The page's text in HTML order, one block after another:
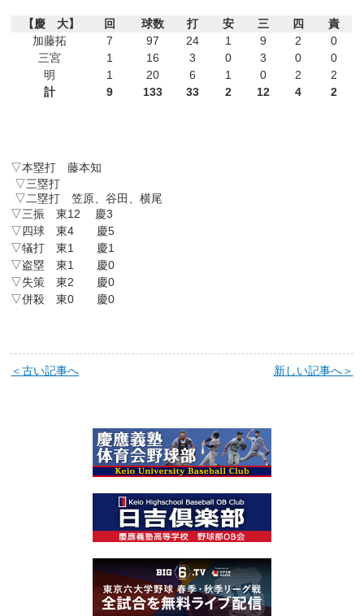
【慶 大】 回 球数 打 安 三 四
責
加藤拓
7 97 24 1 9 2
0
三宮
1 16 3 0 3 0
0
明
1 20 6 1 0 2
2
計
9 133 33 2 12 4 2
▽本塁打 藤本知
▽三塁打
▽二塁打 笠原、谷田、横尾
▽三振 東12 慶3
▽四球 東4 慶5
▽犠打 東1 慶1
▽盗塁 東1 慶0
▽失策 東2 慶0
▽併殺 東0 慶0
＜古い記事へ 新しい記事へ＞